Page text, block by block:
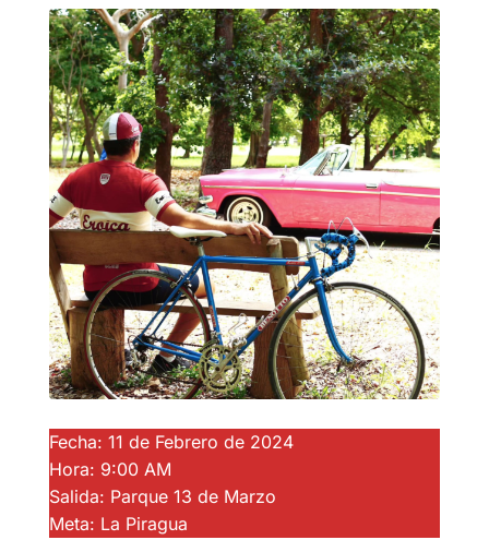
Fecha: 11 de Febrero de 2024
Hora: 9:00 AM
Salida: Parque 13 de Marzo
Meta: La Piragua